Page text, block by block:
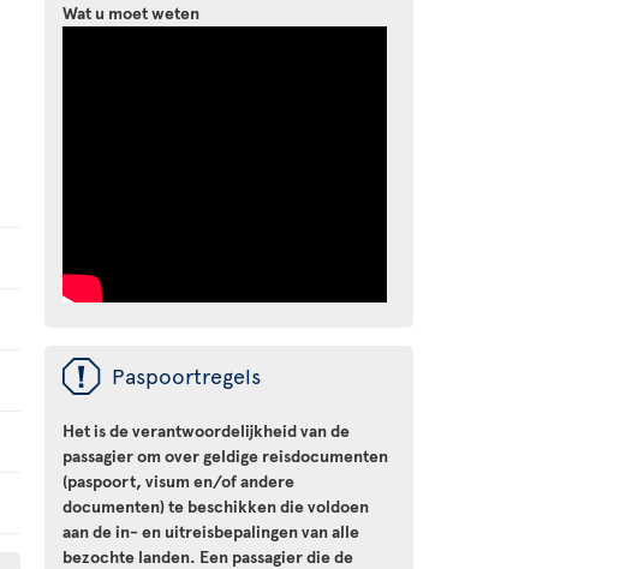
Wat u moet weten
ü Paspoortregels
Het is de verantwoordelijkheid van de
passagier om over geldige reisdocumenten
(paspoort, visum en/of andere
documenten) te beschikken die voldoen
aan de in- en uitreisbepalingen van alle
bezochte landen. Een passagier die de